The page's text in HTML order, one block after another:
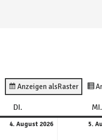
Anzeigen alsRaster
DI. MI.
4. August 2026 5.